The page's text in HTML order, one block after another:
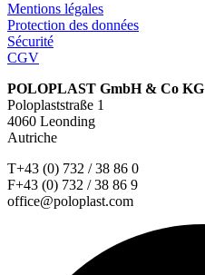
Mentions légales
Protection des données
Sécurité
CGV
POLOPLAST GmbH & Co KG
Poloplaststraße 1
4060 Leonding
Autriche
T+43 (0) 732 / 38 86 0
F+43 (0) 732 / 38 86 9
office@poloplast.com